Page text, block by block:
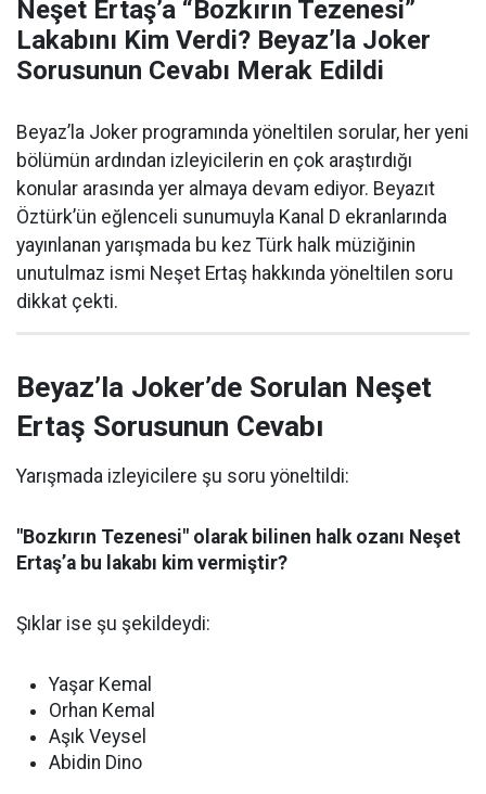
Neşet Ertaş’a “Bozkırın Tezenesi”
Lakabını Kim Verdi? Beyaz’la Joker
Sorusunun Cevabı Merak Edildi
Beyaz’la Joker programında yöneltilen sorular, her yeni
bölümün ardından izleyicilerin en çok araştırdığı
konular arasında yer almaya devam ediyor. Beyazıt
Öztürk’ün eğlenceli sunumuyla Kanal D ekranlarında
yayınlanan yarışmada bu kez Türk halk müziğinin
unutulmaz ismi Neşet Ertaş hakkında yöneltilen soru
dikkat çekti.
Beyaz’la Joker’de Sorulan Neşet
Ertaş Sorusunun Cevabı
Yarışmada izleyicilere şu soru yöneltildi:
"Bozkırın Tezenesi" olarak bilinen halk ozanı Neşet
Ertaş’a bu lakabı kim vermiştir?
Şıklar ise şu şekildeydi:
Yaşar Kemal
Orhan Kemal
Aşık Veysel
Abidin Dino